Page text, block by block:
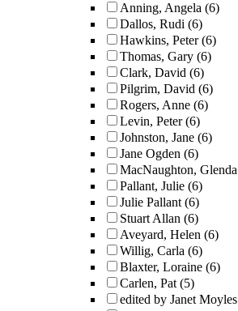
Anning, Angela (6)
Dallos, Rudi (6)
Hawkins, Peter (6)
Thomas, Gary (6)
Clark, David (6)
Pilgrim, David (6)
Rogers, Anne (6)
Levin, Peter (6)
Johnston, Jane (6)
Jane Ogden (6)
MacNaughton, Glenda
Pallant, Julie (6)
Julie Pallant (6)
Stuart Allan (6)
Aveyard, Helen (6)
Willig, Carla (6)
Blaxter, Loraine (6)
Carlen, Pat (5)
edited by Janet Moyles